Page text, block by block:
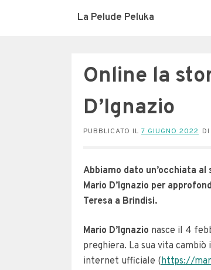
La Pelude Peluka
Online la
D’Ignazio
PUBBLICATO IL 7 GIUGNO 2022 DI
Abbiamo dato un’occhiata
Mario D’Ignazio per
Teresa a Brindisi.
Mario D’Ignazio nasce il 4
preghiera. La sua vita
internet ufficiale (https://